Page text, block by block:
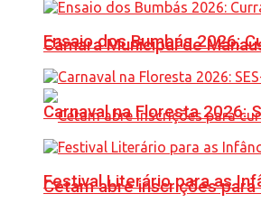
Câmara Municipal de
Cetam abre inscrições para
Ensaio dos Bumbás 2026:
Carnaval na Floresta 2026:
Festival Literário para as